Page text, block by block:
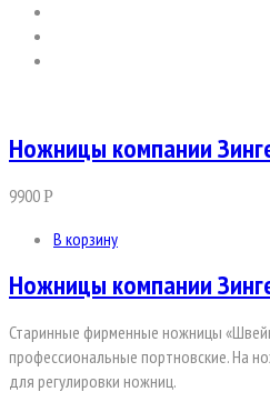
Ножницы компании
9900Р
В корзину
Ножницы компании
Старинные фирменные ножницы
профессиональные портновские. На
для регулировки ножниц.